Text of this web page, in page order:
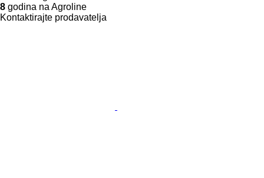
8 godina na Agroline
Kontaktirajte prodavatelja